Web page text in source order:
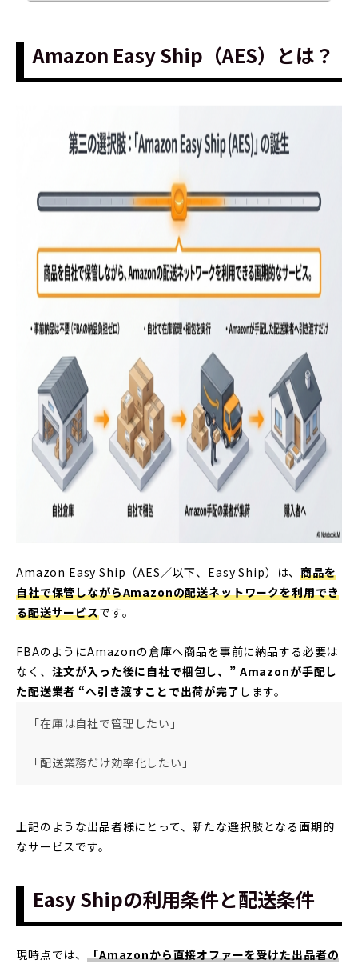
Amazon Easy Ship（AES）とは？
Amazon Easy Ship（AES／以下、Easy Ship）は、商品を
自社で保管しながらAmazonの配送ネットワークを利用でき
る配送サービスです。
FBAのようにAmazonの倉庫へ商品を事前に納品する必要は
なく、 注文が入った後に自社で梱包し、” Amazonが手配し
た配送業者 “へ引き渡すことで出荷が完了 します。
「在庫は自社で管理したい」
「配送業務だけ効率化したい」
上記のような出品者様にとって、新たな選択肢となる画期的
なサービスです。
Easy Shipの利用条件と配送条件
現時点では、「Amazonから直接オファーを受けた出品者の